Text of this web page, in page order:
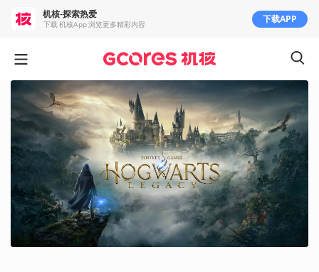
机核-探索热爱
下载 机核App 浏览更多精彩内容 下载APP